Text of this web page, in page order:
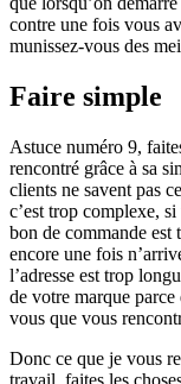
contre une fois vous
munissez-vous des
Faire simple
Astuce numéro 9,
rencontré grâce à sa
clients ne savent pas
c’est trop complexe,
bon de commande est
encore une fois
l’adresse est trop
de votre marque
vous que vous
Donc ce que je vous
travail, faites les